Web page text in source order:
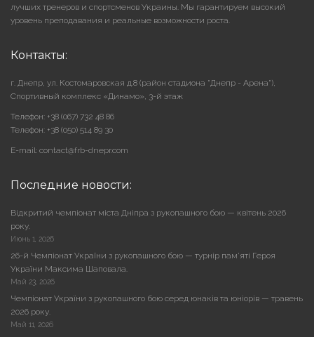
лучших тренеров и спортсменов Украины. Мы гарантируем высокий
уровень преподавания и реальные возможности роста.
Контакты:
г. Днепр, ул. Костомаровская д.8 (район стадиона "Днепр - Арена"),
Cпортивный комплекс «Динамо», 3-й этаж
Телефон: +38 (067) 732 48 86
Телефон: +38 (050) 514 89 30
E-mail: contact@frb-dnepr.com
Последние новости:
Відкритий чемпіонат міста Дніпра з рукопашного бою — квітень 2026
року.
Июнь 1, 2026
26-й Чемпіонат України з рукопашного бою — турнір пам’яті Героя
України Максима Шаповала.
Май 23, 2026
Чемпіонат України з рукопашного бою серед юнаків та юніорів — травень
2026 року.
Май 11, 2026